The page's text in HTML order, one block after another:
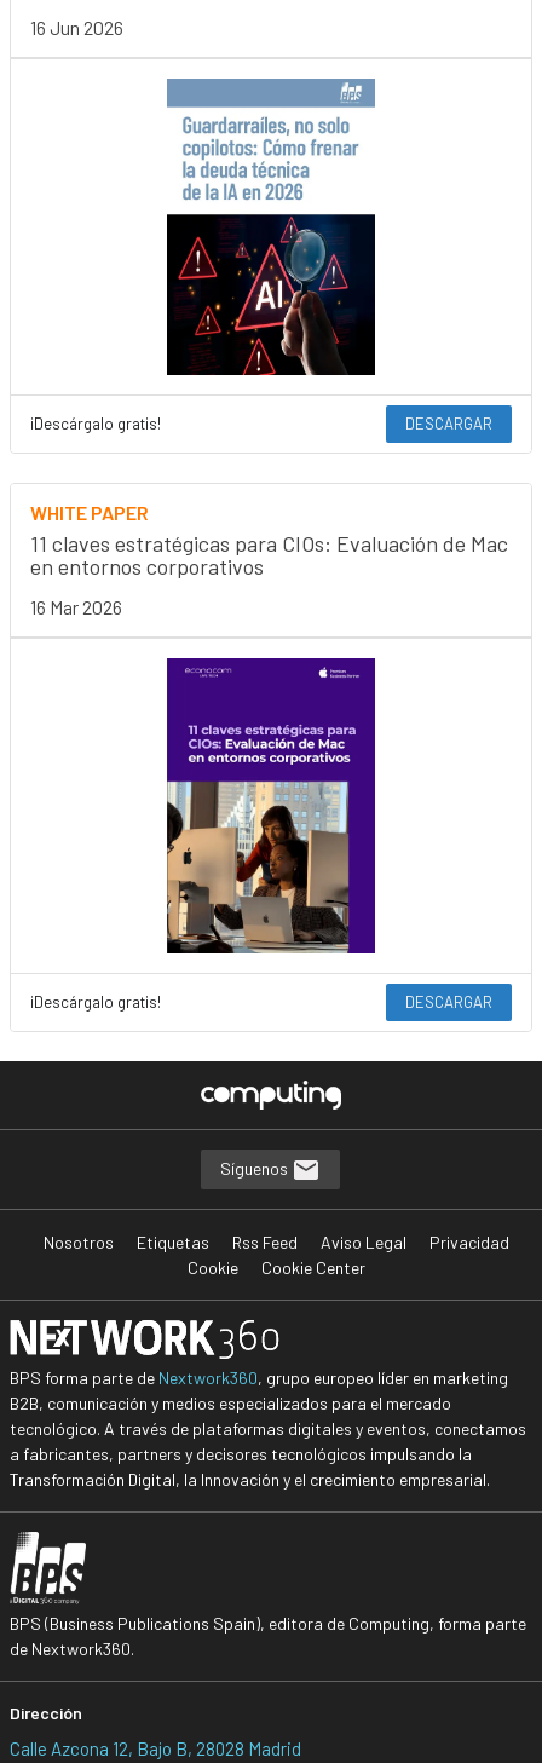
16 Jun 2026
¡Descárgalo gratis! DESCARGAR
WHITE PAPER
11 claves estratégicas para CIOs: Evaluación de Mac
en entornos corporativos
16 Mar 2026
¡Descárgalo gratis! DESCARGAR
Síguenos
Nosotros Etiquetas Rss Feed Aviso Legal
Privacidad
Cookie
Cookie Center
BPS forma parte de Nextwork360, grupo europeo líder en marketing
B2B, comunicación y medios especializados para el mercado
tecnológico. A través de plataformas digitales y eventos, conectamos
a fabricantes, partners y decisores tecnológicos impulsando la
Transformación Digital, la Innovación y el crecimiento empresarial.
BPS (Business Publications Spain), editora de Computing, forma parte
de Nextwork360.
Dirección
Calle Azcona 12, Bajo B, 28028 Madrid